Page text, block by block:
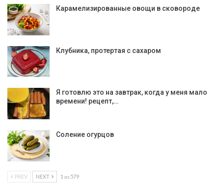
Карамелизированные овощи в сковороде
Клубника, протертая с сахаром
Я готовлю это на завтрак, когда у меня мало
времени! рецепт,…
Соление огурцов
PREV NEXT 1 из 579